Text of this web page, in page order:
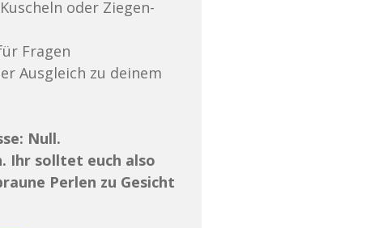
oder Ziegen-
Fragen
Ausgleich zu deinem
Null.
Ihr solltet euch also
Perlen zu Gesicht